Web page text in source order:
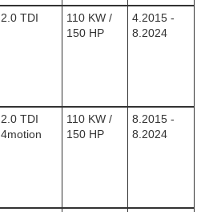
2.0 TDI
110 KW /
150 HP
4.2015 -
8.2024
2.0 TDI
4motion
110 KW /
150 HP
8.2015 -
8.2024